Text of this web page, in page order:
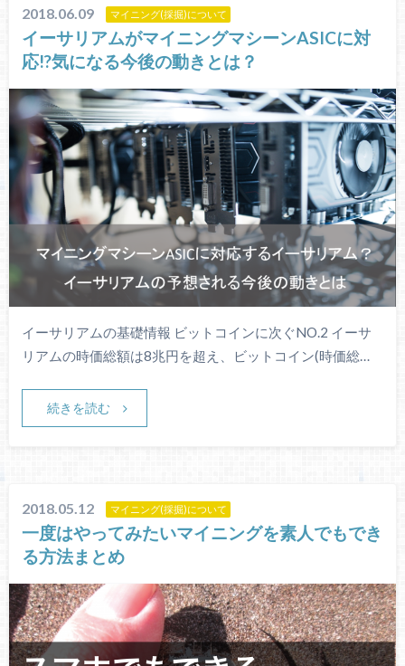
2018.06.09 マイニング(採掘)について
イーサリアムがマイニングマシーンASICに対
応!?気になる今後の動きとは？
イーサリアムの基礎情報 ビットコインに次ぐNO.2 イーサ
リアムの時価総額は8兆円を超え、ビットコイン(時価総…
続きを読む
2018.05.12 マイニング(採掘)について
一度はやってみたいマイニングを素人でもでき
る方法まとめ